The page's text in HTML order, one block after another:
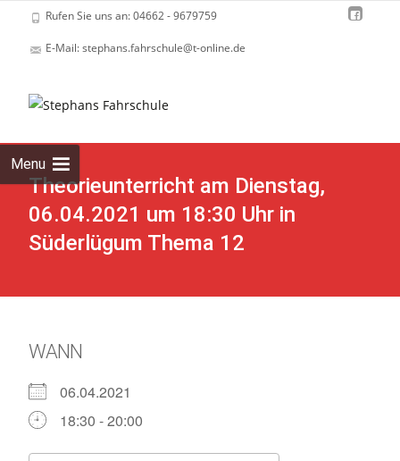
Rufen Sie uns an: 04662 - 9679759
E-Mail: stephans.fahrschule@t-online.de
Menu
Theorieunterricht am Dienstag,
06.04.2021 um 18:30 Uhr in
Süderlügum Thema 12
WANN
06.04.2021
18:30 - 20:00